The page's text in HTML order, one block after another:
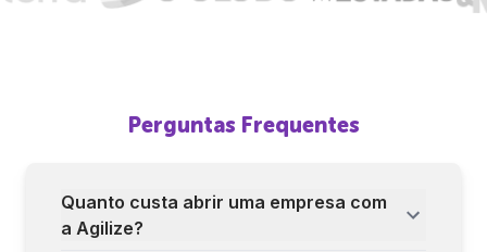
Perguntas Frequentes
Quanto custa abrir uma empresa com
a Agilize?